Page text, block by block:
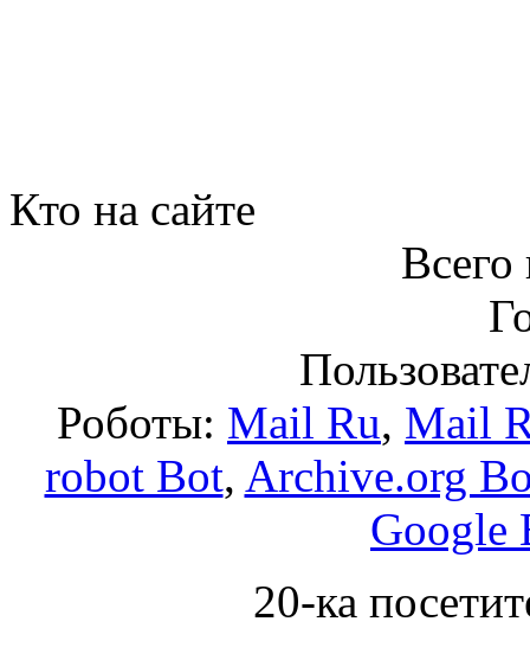
Кто на сайте
Всего
Роботы: Mail Ru, Mail
robot Bot, Archive.org
Google
20-ка